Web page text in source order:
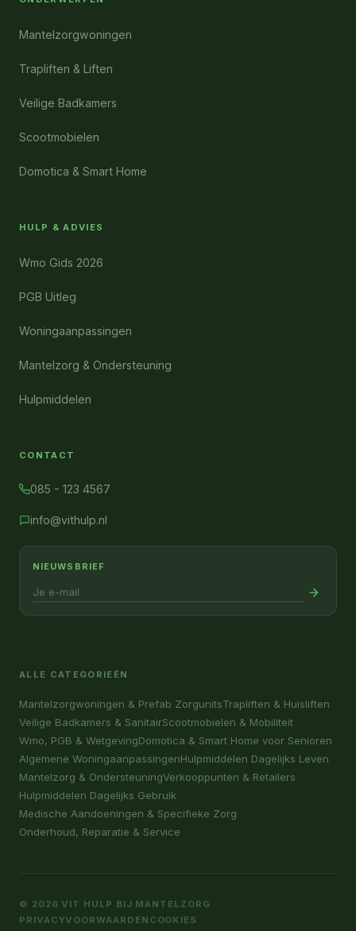
Mantelzorgwoningen
Trapliften & Liften
Veilige Badkamers
Scootmobielen
Domotica & Smart Home
HULP & ADVIES
Wmo Gids 2026
PGB Uitleg
Woningaanpassingen
Mantelzorg & Ondersteuning
Hulpmiddelen
CONTACT
085 - 123 4567
info@vithulp.nl
NIEUWSBRIEF
ALLE CATEGORIEËN
Mantelzorgwoningen & Prefab ZorgunitsTrapliften & Huisliften
Veilige Badkamers & SanitairScootmobielen & Mobiliteit
Wmo, PGB & WetgevingDomotica & Smart Home voor Senioren
Algemene WoningaanpassingenHulpmiddelen Dagelijks Leven
Mantelzorg & OndersteuningVerkooppunten & Retailers
Hulpmiddelen Dagelijks Gebruik
Medische Aandoeningen & Specifieke Zorg
Onderhoud, Reparatie & Service
© 2026 VIT HULP BIJ MANTELZORG
PRIVACYVOORWAARDEN COOKIES